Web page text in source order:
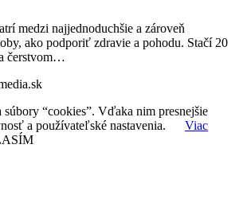
medzi najjednoduchšie a zároveň
ako podporiť zdravie a pohodu. Stačí 20
čerstvom…
súbory “cookies”. Vďaka nim presnejšie
a používateľské nastavenia.
Viac